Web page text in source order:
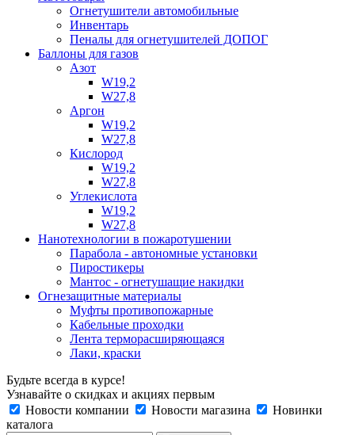
Огнетушители автомобильные
Инвентарь
Пеналы для огнетушителей ДОПОГ
Баллоны для газов
Азот
W19,2
W27,8
Аргон
W19,2
W27,8
Кислород
W19,2
W27,8
Углекислота
W19,2
W27,8
Нанотехнологии в пожаротушении
Парабола - автономные установки
Пиростикеры
Мантос - огнетушащие накидки
Огнезащитные материалы
Муфты противопожарные
Кабельные проходки
Лента терморасширяющаяся
Лаки, краски
Будьте всегда в курсе!
Узнавайте о скидках и акциях первым
Новости компании
Новости магазина
Новинки
каталога